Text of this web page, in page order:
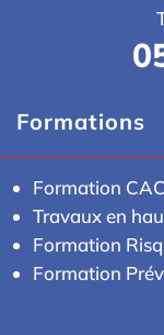
Formations
Formation
Travaux en
Formation
Formation